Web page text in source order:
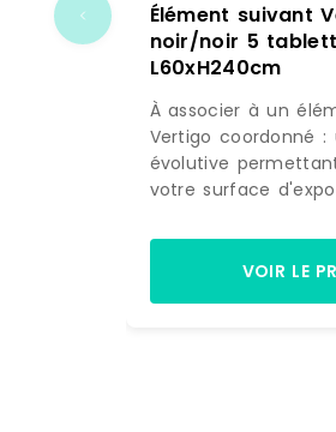
Élément suivant
noir/noir 5
L60xH240cm
À associer à un
Vertigo coordonné :
évolutive
votre surface
initiale : pour une
astucieuseDesign
donne beaucoup de
VOIR LE